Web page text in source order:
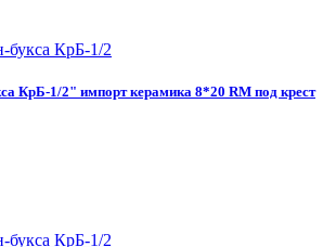
КрБ-1/2" импорт керамика 8*20 RM под крест